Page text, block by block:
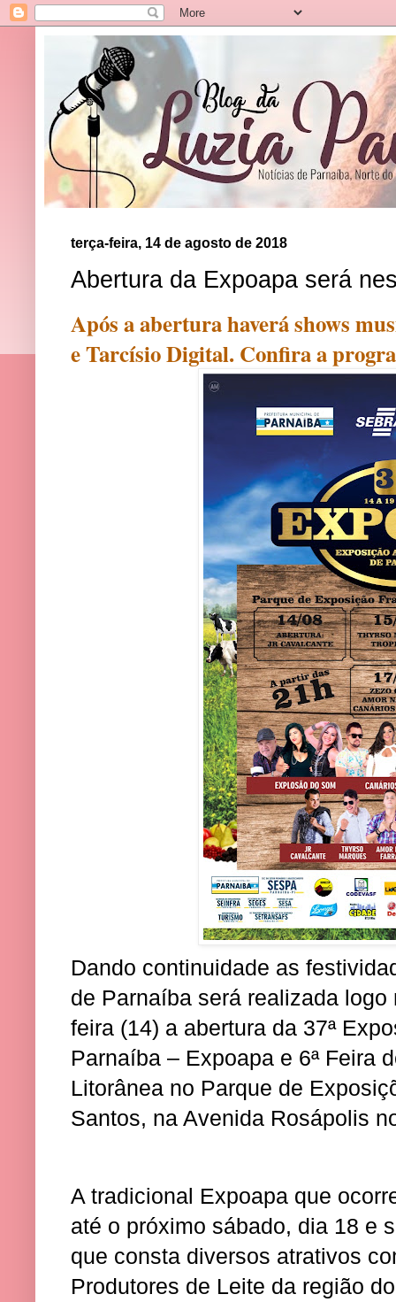
terça-feira, 14 de agosto de 2018
Abertura da Expoapa será
Após a abertura haverá shows
e Tarcísio Digital. Confira a
Dando continuidade as
de Parnaíba será realizada
feira (14) a abertura da 37ª
Parnaíba – Expoapa e 6ª Feira
Litorânea no Parque de
Santos, na Avenida Rosápolis
A tradicional Expoapa que
até o próximo sábado, dia 18 e
que consta diversos atrativos
Produtores de Leite da região